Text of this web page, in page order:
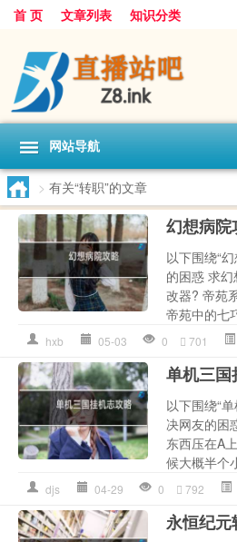
首 页 文章列表 知识分类
网站导航
> 有关“转职”的文章
幻想病院
以下围绕“
的困惑 求
改器? 帝苑
帝苑中的七
hxb 05-03 0 701
单机三
以下围绕“
决网友的困
东西压在A
候大概半个
djs 04-29 0 792
永恒纪